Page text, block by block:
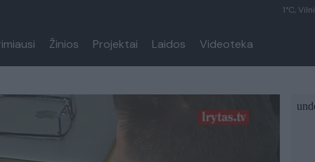
1°C,
Žinios Projektai Laidos Videoteka